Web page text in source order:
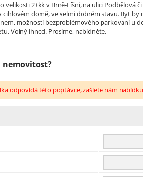
velikosti 2+kk v Brně-Líšni, na ulici Podbělová
domě, ve velmi dobrém stavu. Byt by
možností bezproblémového parkování u
Volný ihned. Prosíme, nabídněte.
nemovitost?
odpovídá této poptávce, zašlete nám